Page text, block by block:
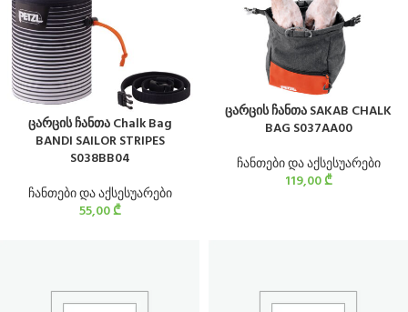
ცარცის ჩანთა Chalk Bag
BANDI SAILOR STRIPES
S038BB04
ჩანთები და აქსესუარები
55,00₾
ცარცის ჩანთა SAKAB CHALK
BAG S037AA00
ჩანთები და აქსესუარები
119,00₾